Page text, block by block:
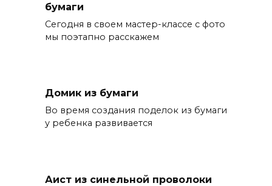
бумаги
Сегодня в своем мастер-классе с фото
мы поэтапно расскажем
Домик из бумаги
Во время создания поделок из бумаги
у ребенка развивается
Аист из синельной проволоки